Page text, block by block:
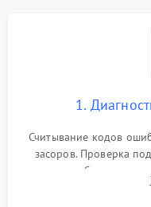
1.
Считывание кодов
засоров. Проверка
жалоб на
разбрызгивателей